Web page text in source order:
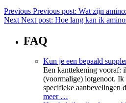
Previous Previous post: Wat zijn
Next Next post: Hoe lang kan ik
FAQ
Kun je een bepaald
Een kanttekening vooraf:
(voormalige) lotgenoot.
specifieke aanbevelingen
meer …